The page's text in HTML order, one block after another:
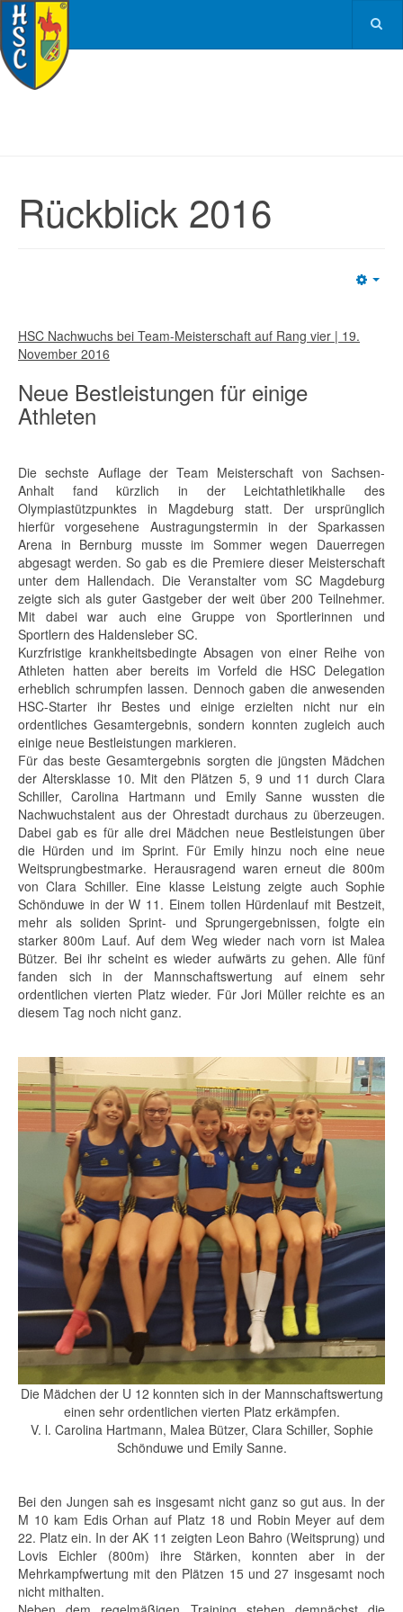
Rückblick 2016
HSC Nachwuchs bei Team-Meisterschaft auf Rang vier | 19.
November 2016
Neue Bestleistungen für einige
Athleten
Die sechste Auflage der Team Meisterschaft von Sachsen-
Anhalt fand kürzlich in der Leichtathletikhalle des
Olympiastützpunktes in Magdeburg statt. Der ursprünglich
hierfür vorgesehene Austragungstermin in der Sparkassen
Arena in Bernburg musste im Sommer wegen Dauerregen
abgesagt werden. So gab es die Premiere dieser Meisterschaft
unter dem Hallendach. Die Veranstalter vom SC Magdeburg
zeigte sich als guter Gastgeber der weit über 200 Teilnehmer.
Mit dabei war auch eine Gruppe von Sportlerinnen und
Sportlern des Haldensleber SC.
Kurzfristige krankheitsbedingte Absagen von einer Reihe von
Athleten hatten aber bereits im Vorfeld die HSC Delegation
erheblich schrumpfen lassen. Dennoch gaben die anwesenden
HSC-Starter ihr Bestes und einige erzielten nicht nur ein
ordentliches Gesamtergebnis, sondern konnten zugleich auch
einige neue Bestleistungen markieren.
Für das beste Gesamtergebnis sorgten die jüngsten Mädchen
der Altersklasse 10. Mit den Plätzen 5, 9 und 11 durch Clara
Schiller, Carolina Hartmann und Emily Sanne wussten die
Nachwuchstalent aus der Ohrestadt durchaus zu überzeugen.
Dabei gab es für alle drei Mädchen neue Bestleistungen über
die Hürden und im Sprint. Für Emily hinzu noch eine neue
Weitsprungbestmarke. Herausragend waren erneut die 800m
von Clara Schiller. Eine klasse Leistung zeigte auch Sophie
Schönduwe in der W 11. Einem tollen Hürdenlauf mit Bestzeit,
mehr als soliden Sprint- und Sprungergebnissen, folgte ein
starker 800m Lauf. Auf dem Weg wieder nach vorn ist Malea
Bützer. Bei ihr scheint es wieder aufwärts zu gehen. Alle fünf
fanden sich in der Mannschaftswertung auf einem sehr
ordentlichen vierten Platz wieder. Für Jori Müller reichte es an
diesem Tag noch nicht ganz.
Die Mädchen der U 12 konnten sich in der Mannschaftswertung
einen sehr ordentlichen vierten Platz erkämpfen.
V. l. Carolina Hartmann, Malea Bützer, Clara Schiller, Sophie
Schönduwe und Emily Sanne.
Bei den Jungen sah es insgesamt nicht ganz so gut aus. In der
M 10 kam Edis Orhan auf Platz 18 und Robin Meyer auf dem
22. Platz ein. In der AK 11 zeigten Leon Bahro (Weitsprung) und
Lovis Eichler (800m) ihre Stärken, konnten aber in der
Mehrkampfwertung mit den Plätzen 15 und 27 insgesamt noch
nicht mithalten.